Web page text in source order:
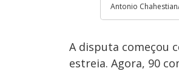
Antonio Chahestian/
A disputa começou
estreia. Agora, 90